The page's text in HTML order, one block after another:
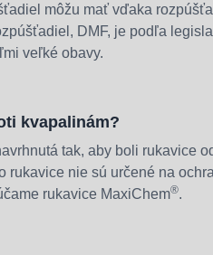
môžu mať vďaka
DMF, je podľa
veľké obavy.
kvapalinám?
tak, aby boli rukavice
rukavice nie sú určené na
rukavice MaxiChem®.